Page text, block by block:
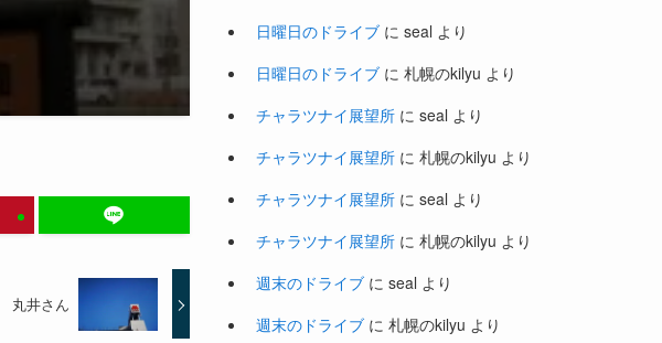
丸井さん
日曜日のドライブ に seal より
日曜日のドライブ に 札幌のkilyu より
チャラツナイ展望所 に seal より
チャラツナイ展望所 に 札幌のkilyu より
チャラツナイ展望所 に seal より
チャラツナイ展望所 に 札幌のkilyu より
週末のドライブ に seal より
週末のドライブ に 札幌のkilyu より